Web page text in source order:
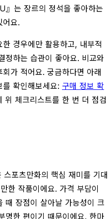
는 장르의 정석을 좋아하는
어요.
경우에만 활용하고, 내부적
정하는 습관이 좋아요. 비교와
가 적어요. 궁금하다면 아래
확인해보세요: 구매 정보 확
위 체크리스트를 한 번 더 점검
포츠만화의 핵심 재미를 기대
한 작품이에요. 가격 부담이
때 장점이 살아날 가능성이 크
명한 편이기 때문이에요. 한마